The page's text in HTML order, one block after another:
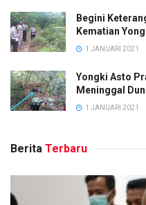
Begini
Kematian
1 JANUARI 2021
Yongki Asto
Meninggal
1 JANUARI 2021
Berita Terbaru